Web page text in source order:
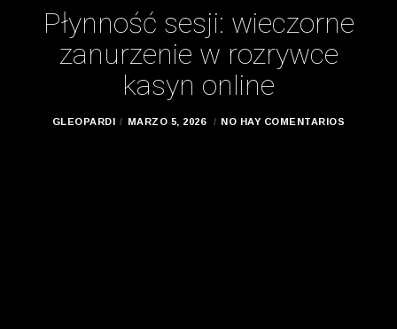
Płynność sesji: wieczorne
zanurzenie w rozrywce
kasyn online
GLEOPARDI MARZO 5, 2026 NO HAY COMENTARIOS